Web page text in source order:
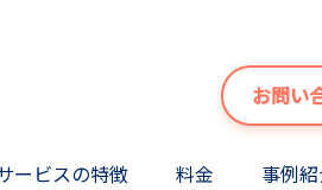
ービスの特徴 料金 事例
お問い